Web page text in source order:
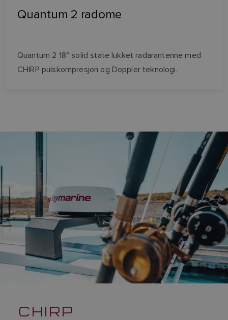
Quantum 2 radome
Quantum 2 18" solid state lukket radarantenne med
CHIRP pulskompresjon og Doppler teknologi.
CHIRP